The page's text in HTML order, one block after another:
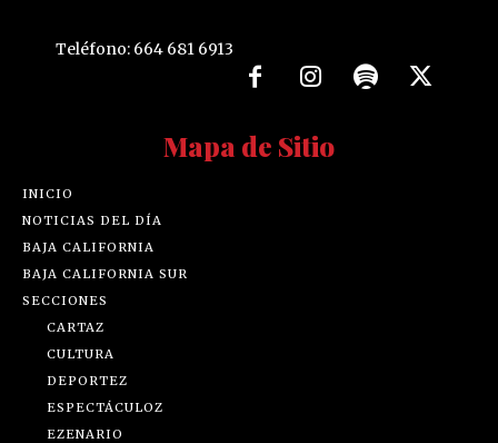
Teléfono: 664 681 6913
Mapa de Sitio
INICIO
NOTICIAS DEL DÍA
BAJA CALIFORNIA
BAJA CALIFORNIA SUR
SECCIONES
CARTAZ
CULTURA
DEPORTEZ
ESPECTÁCULOZ
EZENARIO